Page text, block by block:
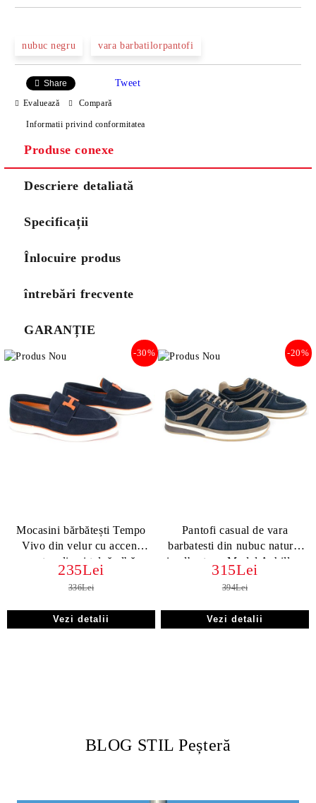
nubuc negru vara barbatilorpantofi
Share Tweet
Evaluează Compară
Informatii privind conformitatea
Produse conexe
Descriere detaliată
Specificații
Înlocuire produs
întrebări frecvente
GARANȚIE
Mocasini bărbătești Tempo
Vivo din velur cu accent
portocaliu și talpă albă
-30%
235Lei
336Lei
Vezi detalii
Pantofi casual de vara
barbatesti din nubuc natural
in albastru - Model Achilles.
-20%
315Lei
394Lei
Vezi detalii
BLOG STIL Peșteră